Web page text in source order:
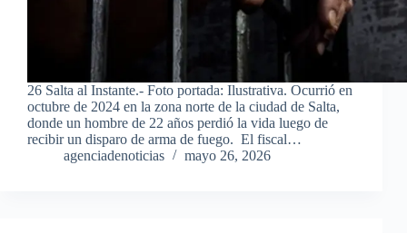
26 Salta al Instante.- Foto portada: Ilustrativa. Ocurrió en
octubre de 2024 en la zona norte de la ciudad de Salta,
donde un hombre de 22 años perdió la vida luego de
recibir un disparo de arma de fuego. El fiscal…
agenciadenoticias
mayo 26, 2026